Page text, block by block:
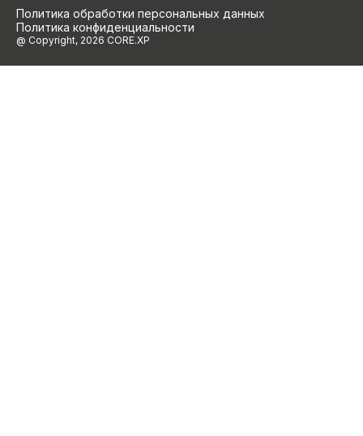
Политика обработки персональных данных
Политика конфиденциальности
@ Copyright, 2026 CORE.XP